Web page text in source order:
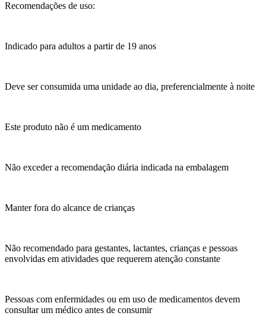
Recomendações de uso:
Indicado para adultos a partir de 19 anos
Deve ser consumida uma unidade ao dia, preferencialmente à noite
Este produto não é um medicamento
Não exceder a recomendação diária indicada na embalagem
Manter fora do alcance de crianças
Não recomendado para gestantes, lactantes, crianças e pessoas
envolvidas em atividades que requerem atenção constante
Pessoas com enfermidades ou em uso de medicamentos devem
consultar um médico antes de consumir